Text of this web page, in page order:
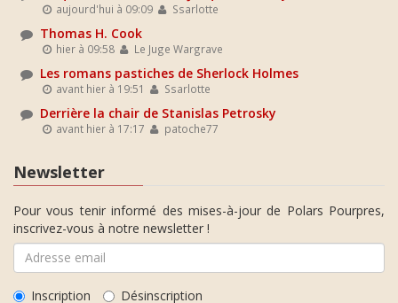
aujourd'hui à 09:09 Ssarlotte
Thomas H. Cook
hier à 09:58 Le Juge Wargrave
Les romans pastiches de Sherlock Holmes
avant hier à 19:51 Ssarlotte
Derrière la chair de Stanislas Petrosky
avant hier à 17:17 patoche77
Newsletter
Pour vous tenir informé des mises-à-jour de Polars Pourpres,
inscrivez-vous à notre newsletter !
Inscription Désinscription